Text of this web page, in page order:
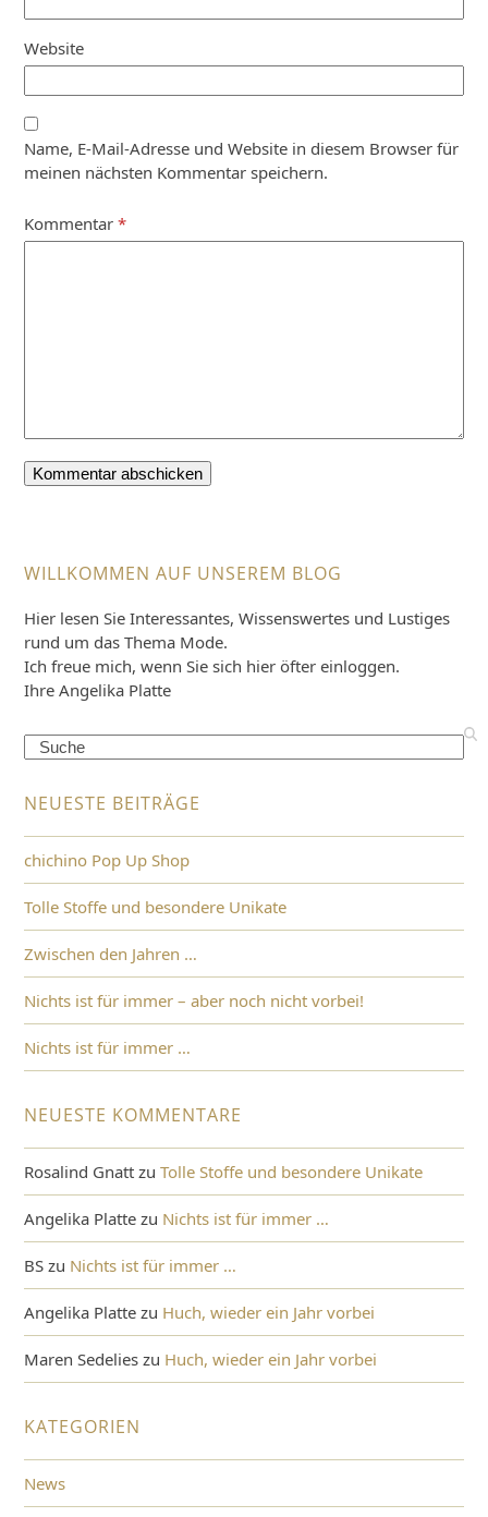
Website
Name, E-Mail-Adresse und Website in diesem Browser für
meinen nächsten Kommentar speichern.
Kommentar*
WILLKOMMEN AUF UNSEREM BLOG
Hier lesen Sie Interessantes, Wissenswertes und Lustiges
rund um das Thema Mode.
Ich freue mich, wenn Sie sich hier öfter einloggen.
Ihre Angelika Platte
Search
NEUESTE BEITRÄGE
chichino Pop Up Shop
Tolle Stoffe und besondere Unikate
Zwischen den Jahren …
Nichts ist für immer – aber noch nicht vorbei!
Nichts ist für immer …
NEUESTE KOMMENTARE
Rosalind Gnatt zuTolle Stoffe und besondere Unikate
Angelika Platte zu Nichts ist für immer …
BS zu Nichts ist für immer …
Angelika Platte zu Huch, wieder ein Jahr vorbei
Maren Sedelies zu Huch, wieder ein Jahr vorbei
KATEGORIEN
News